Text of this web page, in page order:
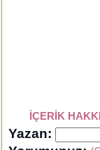
İÇERİK
Yazan: